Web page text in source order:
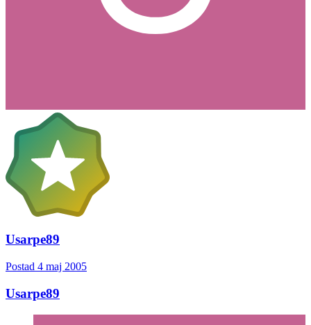
Usarpe89
Postad 4 maj 2005
Usarpe89